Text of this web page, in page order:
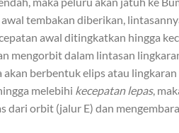
tembakan diberikan,
awal ditingkatkan hingga
mengorbit dalam lintasan
berbentuk elips atau
melebihi kecepatan lepas,
dari orbit (jalur E) dan